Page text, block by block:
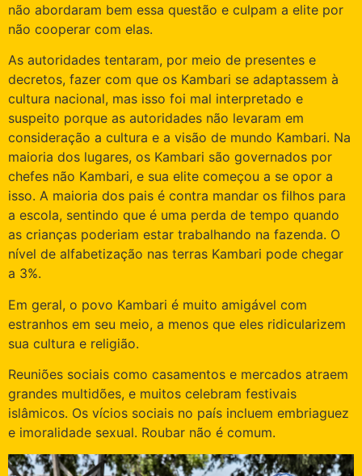
não abordaram bem essa questão e culpam a elite por
não cooperar com elas.
As autoridades tentaram, por meio de presentes e
decretos, fazer com que os Kambari se adaptassem à
cultura nacional, mas isso foi mal interpretado e
suspeito porque as autoridades não levaram em
consideração a cultura e a visão de mundo Kambari. Na
maioria dos lugares, os Kambari são governados por
chefes não Kambari, e sua elite começou a se opor a
isso. A maioria dos pais é contra mandar os filhos para
a escola, sentindo que é uma perda de tempo quando
as crianças poderiam estar trabalhando na fazenda. O
nível de alfabetização nas terras Kambari pode chegar
a 3%.
Em geral, o povo Kambari é muito amigável com
estranhos em seu meio, a menos que eles ridicularizem
sua cultura e religião.
Reuniões sociais como casamentos e mercados atraem
grandes multidões, e muitos celebram festivais
islâmicos. Os vícios sociais no país incluem embriaguez
e imoralidade sexual. Roubar não é comum.